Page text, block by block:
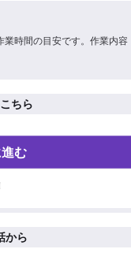
業時間の目安です。作業内容
ちら
む
から